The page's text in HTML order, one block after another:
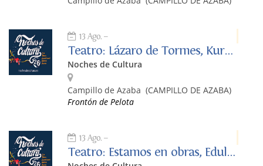
13 Ago.
Teatro: Lázaro de Tormes, Kuro Neko Teatro
Noches de Cultura
Campillo de Azaba (CAMPILLO DE AZABA)
Frontón de Pelota
13 Ago.
Teatro: Estamos en obras, Edulogic Producciones